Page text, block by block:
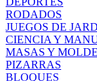
RODADOS
JUEGOS DE
CIENCIA Y
MASAS Y
PIZARRAS
BLOQUES